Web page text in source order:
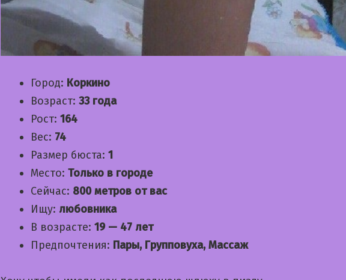
Город: Коркино
Возраст: 33 года
Рост: 164
Вес: 74
Размер бюста: 1
Место: Только в городе
Сейчас: 800 метров от вас
Ищу: любовника
В возрасте: 19 — 47 лет
Предпочтения: Пары, Групповуха, Массаж